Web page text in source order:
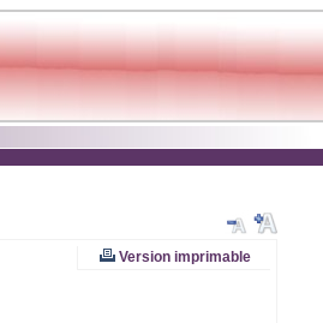
Version imprimable